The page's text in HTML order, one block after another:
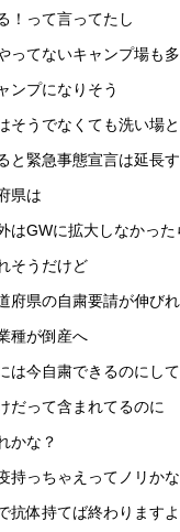
！って言ってたし
ってないキャンプ場も
ンプになりそう
そうでなくても洗い場
と緊急事態宣言は延長
県は
はGWに拡大しなかった
そうだけど
府県の自粛要請が伸び
種が倒産へ
は今自粛できるのにし
だって含まれてるのに
かな？
持っちゃえってノリかな
抗体持てば終わります